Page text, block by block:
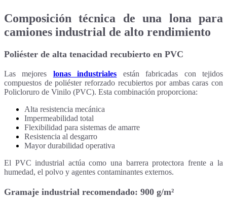
Composición técnica de una lona para
camiones industrial de alto rendimiento
Poliéster de alta tenacidad recubierto en PVC
Las mejores lonas industriales están fabricadas con tejidos
compuestos de poliéster reforzado recubiertos por ambas caras con
Policloruro de Vinilo (PVC). Esta combinación proporciona:
Alta resistencia mecánica
Impermeabilidad total
Flexibilidad para sistemas de amarre
Resistencia al desgarro
Mayor durabilidad operativa
El PVC industrial actúa como una barrera protectora frente a la
humedad, el polvo y agentes contaminantes externos.
Gramaje industrial recomendado: 900 g/m²